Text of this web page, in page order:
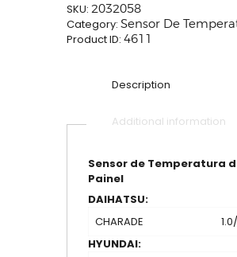
SKU: 2032058
Category: Sensor De
Product ID: 4611
Description
Additional information
Sensor de Temperatura
Painel
DAIHATSU:
CHARADE
HYUNDAI: